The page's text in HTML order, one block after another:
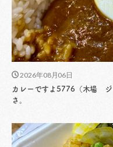
2026年08月06日
カレーですよ5776（木場 ジ
さ。